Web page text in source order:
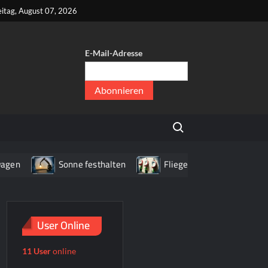
August 07, 2026
E-Mail-Adresse
Search for:
Sonne festhalten Fliegenpilz WC
User Online
11 Useronline